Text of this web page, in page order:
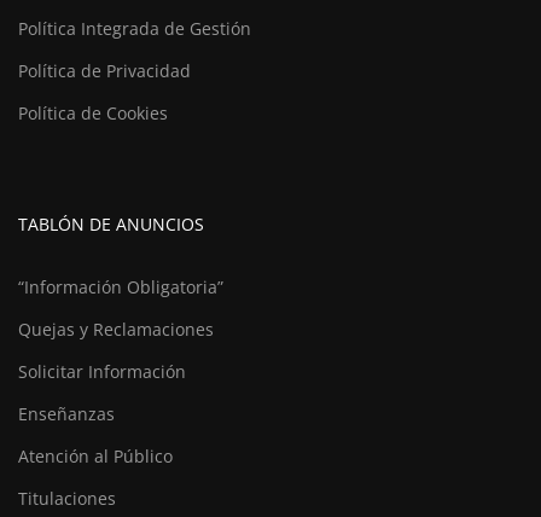
Política Integrada de Gestión
Política de Privacidad
Política de Cookies
TABLÓN DE ANUNCIOS
“Información Obligatoria”
Quejas y Reclamaciones
Solicitar Información
Enseñanzas
Atención al Público
Titulaciones